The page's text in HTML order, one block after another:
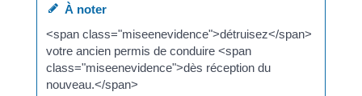
À noter
<span class="miseenevidence">détruisez</span>
votre ancien permis de conduire <span
class="miseenevidence">dès réception du
nouveau.</span>